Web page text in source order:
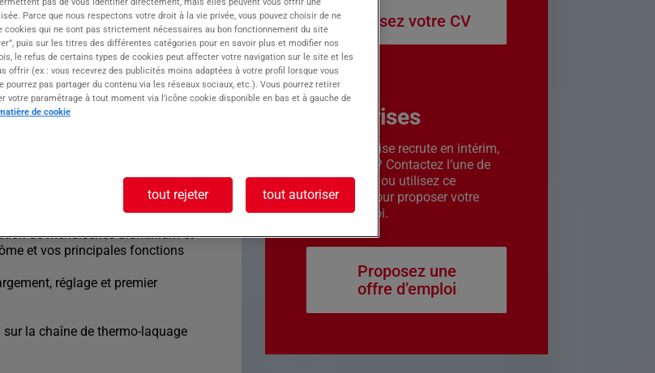
à 12h et de 14h à 18h.
!
pour l'un de ses clients situé
polyvalent H/F le plus
durée.
de menuiseries aluminium et
et vos principales fonctions
réglage et premier
la chaîne de thermo-laquage
Déposez votre CV
Entreprises
Votre entreprise recrute en intérim,
CDD ou CDI ? Contactez l’une de
nos agences ou utilisez ce
formulaire pour proposer votre
offre d’emploi.
Proposez une
offre d’emploi
Parce que nous respectons votre droit à la vie privée, vous pouvez choisir de ne
cookies qui ne sont pas strictement nécessaires au bon fonctionnement du site
puis sur les titres des différentes catégories pour en savoir plus et modifier nos
le refus de certains types de cookies peut affecter votre navigation sur le site et les
offrir (ex : vous recevrez des publicités moins adaptées à votre profil lorsque vous
pourrez pas partager du contenu via les réseaux sociaux, etc.). Vous pourrez retirer
votre paramétrage à tout moment via l’icône cookie disponible en bas et à gauche de
de cookie
tout rejeter tout autoriser